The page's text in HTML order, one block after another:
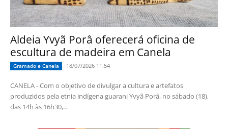
Aldeia Yvyã Porâ oferecerá oficina de
escultura de madeira em Canela
Gramado e Canela 18/07/2026 11:54
CANELA - Com o objetivo de divulgar a cultura e artefatos
produzidos pela etnia indígena guarani Yvyã Porâ, no sábado (18),
das 14h às 16h30,...